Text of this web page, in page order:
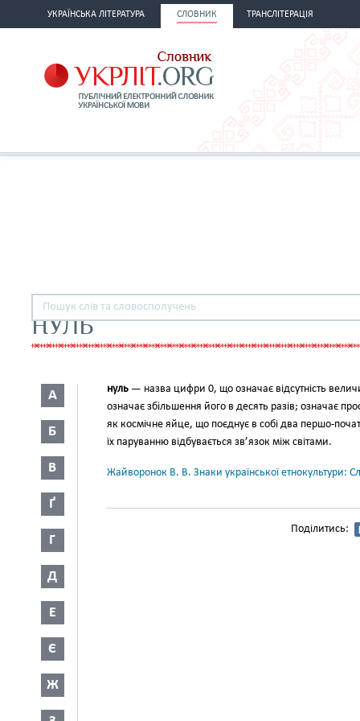
УКРАЇНСЬКА ЛІТЕРАТУРА СЛОВНИК ТРАНСЛІТЕРАЦІЯ
НУЛЬ
А
Б
В
Ґ
Г
Д
Е
Є
Ж
нуль — назва цифри 0, що озна­чає відсутність
означає збільшення його в десять разів; означає
як космічне яйце, що поєднує в собі два першо-
їх паруванню відбувається зв’язок між світами.
Жайворонок В. В. Знаки української етнокультури:
Поділитись: